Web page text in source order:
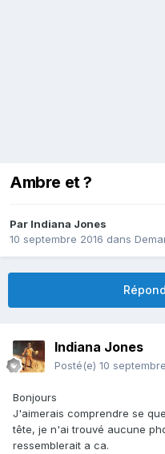
Ambre et ?
Par Indiana Jones
10 septembre 2016 dans
Indiana Jones
Posté(e) 10
Bonjours
J'aimerais comprendre se
tête, je n'ai trouvé aucune
ressemblerait a ca.